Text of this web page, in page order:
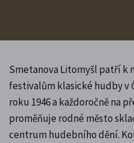
Smetanova Litomyšl patří k
festivalům klasické hudby v
roku 1946 a každoročně na
proměňuje rodné město
centrum hudebního dění.